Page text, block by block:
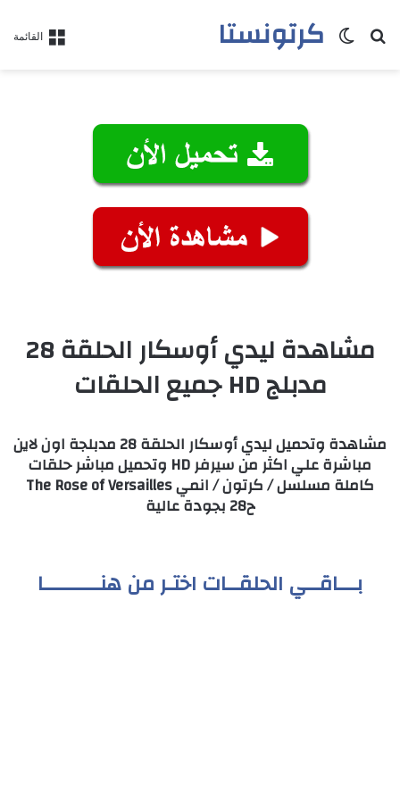
القائمة كرتونستابحث عنالوضع المظلم
مشاهدة ليدي أوسكار الحلقة 28
مدبلج HD جميع الحلقات
مشاهدة وتحميل ليدي أوسكار الحلقة 28 مدبلجة اون لاين
مباشرة علي اكثر من سيرفر HD وتحميل مباشر حلقات
كاملة مسلسل / كرتون / انمي The Rose of Versailles
ح28 بجودة عالية
بـــاقــي الحلقــات اختـر من هنـــــــــا